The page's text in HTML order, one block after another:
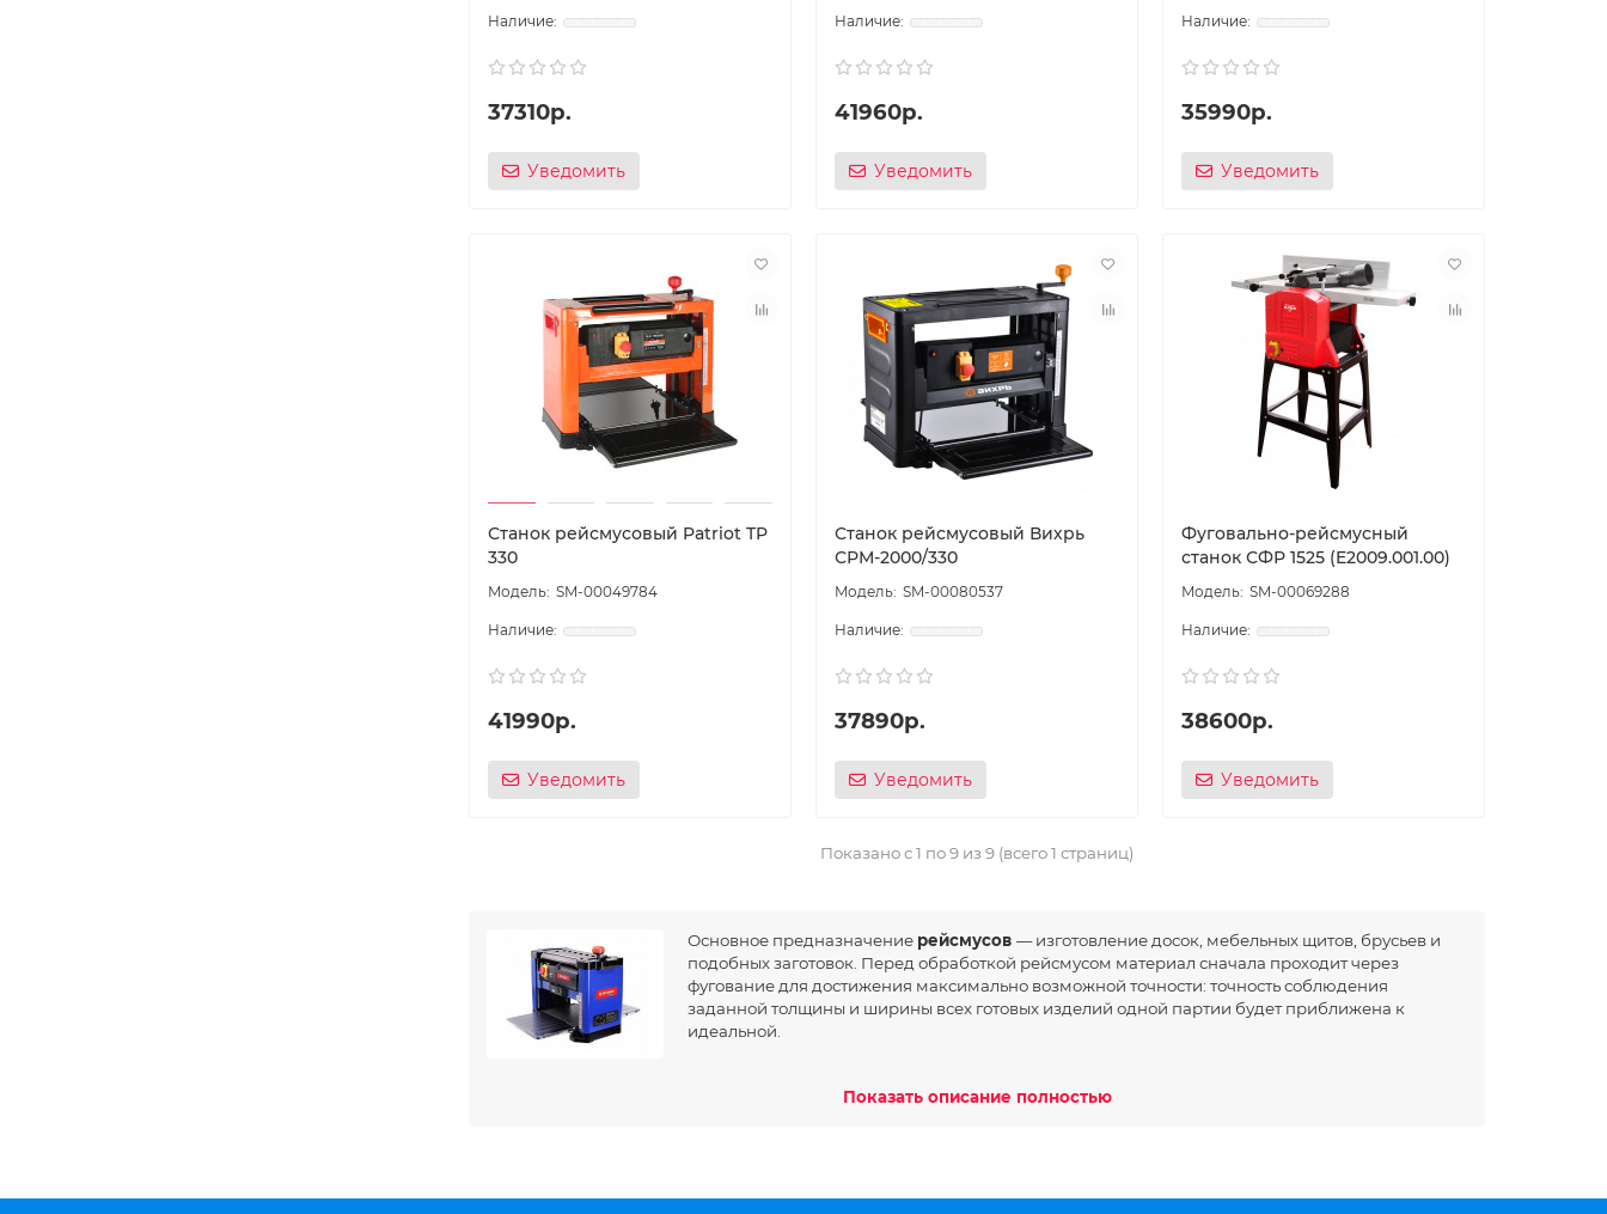
37310р.
Уведомить
41960р.
Уведомить
35990р.
Уведомить
Станок рейсмусовый Patriot TP
330
SM-00049784
41990р.
Уведомить
Станок рейсмусовый Вихрь
СРМ-2000/330
SM-00080537
37890р.
Уведомить
Фуговально-рейсмусный
станок СФР 1525 (E2009.001.00)
SM-00069288
38600р.
Уведомить
Показано с 1 по 9 из 9 (всего 1 страниц)
Основное предназначение рейсмусов — изготовление досок, мебельных щитов, брусьев и
подобных заготовок. Перед обработкой рейсмусом материал сначала проходит через
фугование для достижения максимально возможной точности: точность соблюдения
заданной толщины и ширины всех готовых изделий одной партии будет приближена к
идеальной.
мощности, основной ценообразующий фактор.Показать описание полностью
Показать описание полностью